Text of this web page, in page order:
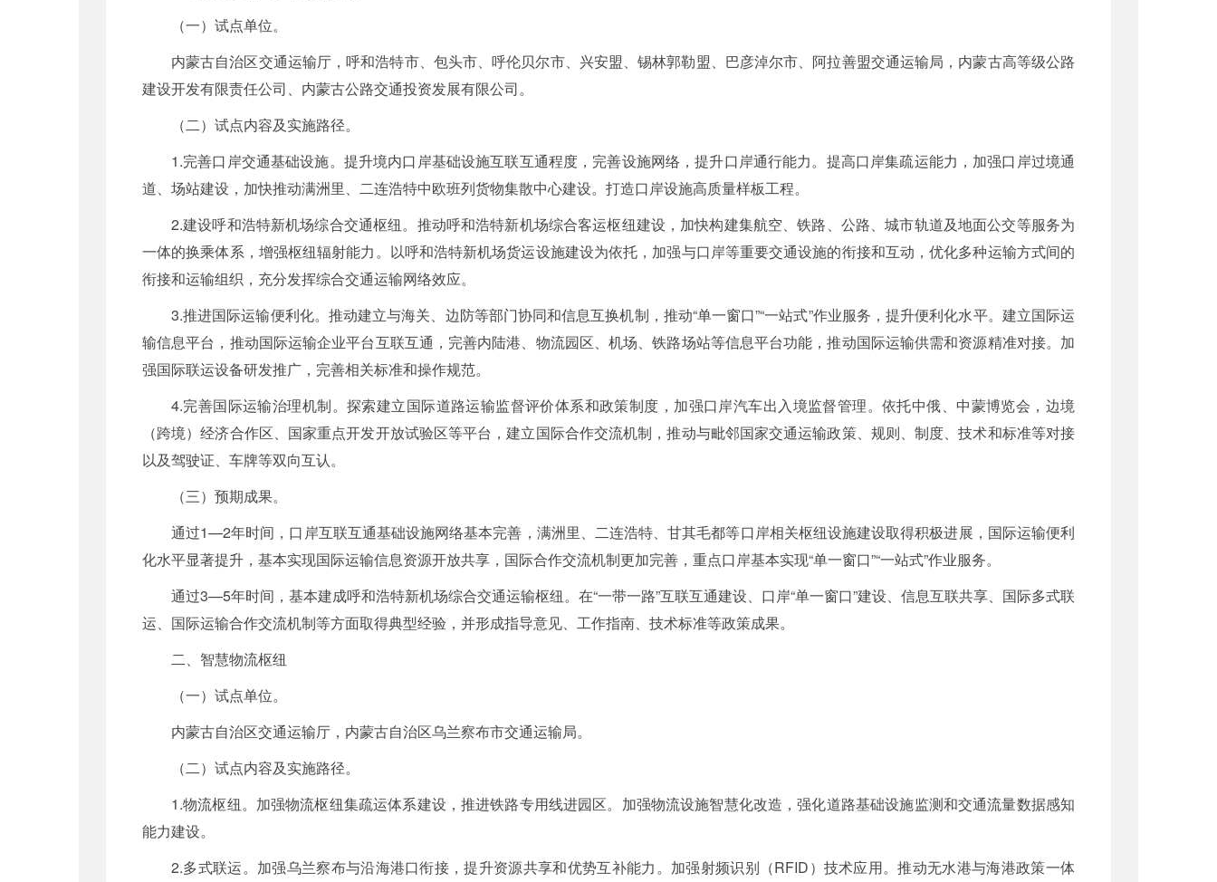
（一）试点单位。
内蒙古自治区交通运输厅，呼和浩特市、包头市、呼伦贝尔市、兴安盟、锡林郭勒盟、巴彦淖尔市、阿拉善盟交通运输局，内蒙古高等级公路
建设开发有限责任公司、内蒙古公路交通投资发展有限公司。
（二）试点内容及实施路径。
1.完善口岸交通基础设施。提升境内口岸基础设施互联互通程度，完善设施网络，提升口岸通行能力。提高口岸集疏运能力，加强口岸过境通
道、场站建设，加快推动满洲里、二连浩特中欧班列货物集散中心建设。打造口岸设施高质量样板工程。
2.建设呼和浩特新机场综合交通枢纽。推动呼和浩特新机场综合客运枢纽建设，加快构建集航空、铁路、公路、城市轨道及地面公交等服务为
一体的换乘体系，增强枢纽辐射能力。以呼和浩特新机场货运设施建设为依托，加强与口岸等重要交通设施的衔接和互动，优化多种运输方式间的
衔接和运输组织，充分发挥综合交通运输网络效应。
3.推进国际运输便利化。推动建立与海关、边防等部门协同和信息互换机制，推动“单一窗口”“一站式”作业服务，提升便利化水平。建立国际运
输信息平台，推动国际运输企业平台互联互通，完善内陆港、物流园区、机场、铁路场站等信息平台功能，推动国际运输供需和资源精准对接。加
强国际联运设备研发推广，完善相关标准和操作规范。
4.完善国际运输治理机制。探索建立国际道路运输监督评价体系和政策制度，加强口岸汽车出入境监督管理。依托中俄、中蒙博览会，边境
（跨境）经济合作区、国家重点开发开放试验区等平台，建立国际合作交流机制，推动与毗邻国家交通运输政策、规则、制度、技术和标准等对接
以及驾驶证、车牌等双向互认。
（三）预期成果。
通过1—2年时间，口岸互联互通基础设施网络基本完善，满洲里、二连浩特、甘其毛都等口岸相关枢纽设施建设取得积极进展，国际运输便利
化水平显著提升，基本实现国际运输信息资源开放共享，国际合作交流机制更加完善，重点口岸基本实现“单一窗口”“一站式”作业服务。
通过3—5年时间，基本建成呼和浩特新机场综合交通运输枢纽。在“一带一路”互联互通建设、口岸“单一窗口”建设、信息互联共享、国际多式联
运、国际运输合作交流机制等方面取得典型经验，并形成指导意见、工作指南、技术标准等政策成果。
二、智慧物流枢纽
（一）试点单位。
内蒙古自治区交通运输厅，内蒙古自治区乌兰察布市交通运输局。
（二）试点内容及实施路径。
1.物流枢纽。加强物流枢纽集疏运体系建设，推进铁路专用线进园区。加强物流设施智慧化改造，强化道路基础设施监测和交通流量数据感知
能力建设。
2.多式联运。加强乌兰察布与沿海港口衔接，提升资源共享和优势互补能力。加强射频识别（RFID）技术应用。推动无水港与海港政策一体